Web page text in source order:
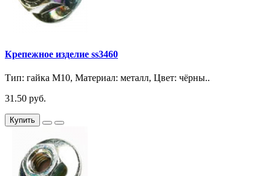
Крепежное изделие ss3460
Тип: гайка М10, Материал: металл, Цвет: чёрны..
31.50 руб.
Купить